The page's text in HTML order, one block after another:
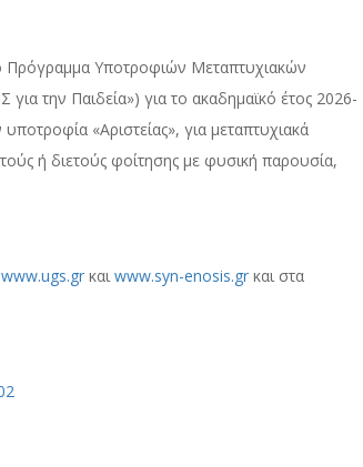
Πρόγραμμα Υποτροφιών Μεταπτυχιακών
την Παιδεία») για το ακαδημαϊκό έτος 2026-
«Αριστείας», για μεταπτυχιακά
ή διετούς φοίτησης με φυσική παρουσία,
www.ugs.gr καιwww.syn-enosis.gr και στα